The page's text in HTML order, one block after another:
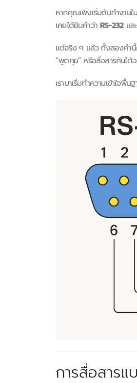
หากคุณเพิ่งเริ่มต้นทำงานใ
เคยได้ยินคำว่าRS-232แล
แต่จริง ๆ แล้ว ทั้งสองคำ
“พูดคุย” หรือสื่อสารกันได้
เรามาเริ่มทำความเข้าใจพื้
การสื่อสารแ